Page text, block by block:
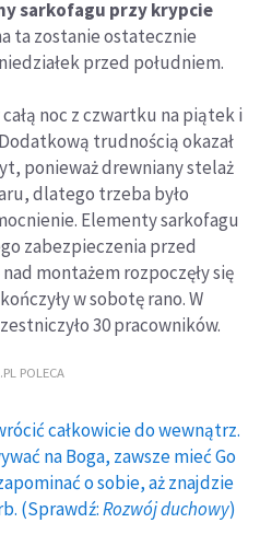
sarkofagu przy krypcie
ta zostanie ostatecznie
przed południem.
noc z czwartku na piątek i
trudnością okazał
ponieważ drewniany stelaż
dlatego trzeba było
Elementy sarkofagu
zabezpieczenia przed
montażem rozpoczęły się
w sobotę rano. W
30 pracowników.
POLECA
całkowicie do wewnątrz.
na Boga, zawsze mieć Go
o sobie, aż znajdzie
(Sprawdź:Rozwój duchowy)